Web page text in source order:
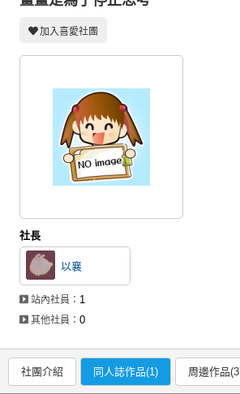
攤位轉讓區
會員功能選單
會員中心
註冊會員
登入
加入喜愛社團
社長
以襄
站內社員： 1
其他社員：0
社團介紹 同人誌作品(1) 周邊作品